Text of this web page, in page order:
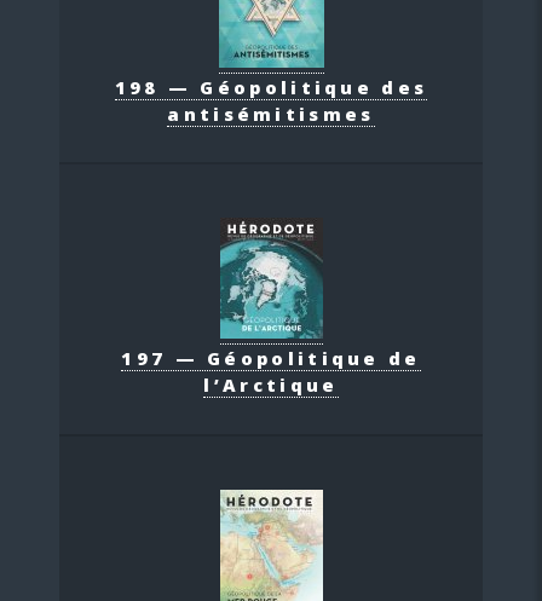
198 — Géopolitique des
antisémitismes
197 — Géopolitique de
l’Arctique